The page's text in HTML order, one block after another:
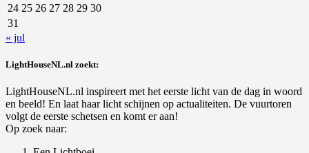
24 25 26 27 28 29 30
31
« jul
LightHouseNL.nl zoekt:
LightHouseNL.nl inspireert met het eerste licht van de dag in woord
en beeld! En laat haar licht schijnen op actualiteiten. De vuurtoren
volgt de eerste schetsen en komt er aan!
Op zoek naar: